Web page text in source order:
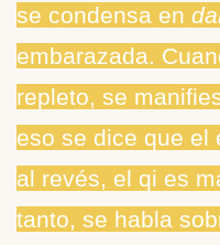
se condensa en
embarazada.
repleto, se
eso se dice que el
al revés, el qi es
tanto, se habla